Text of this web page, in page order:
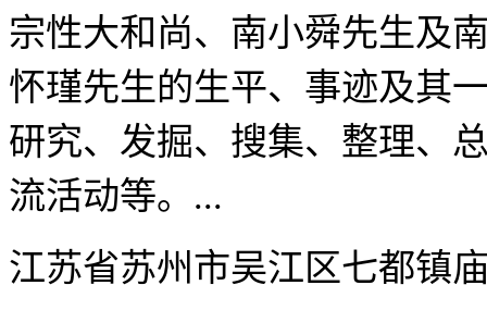
宗性大和尚、南小舜先生及
怀瑾先生的生平、事迹及其
研究、发掘、搜集、整理、
流活动等。...
江苏省苏州市吴江区七都镇